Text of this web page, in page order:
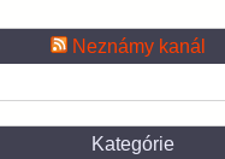
Neznámy kanál
Kategórie